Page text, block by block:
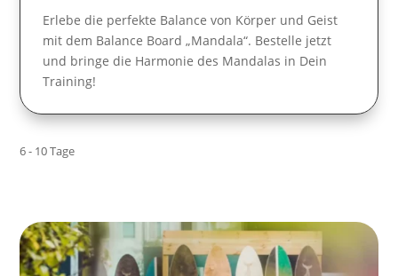
Erlebe die perfekte Balance von Körper und Geist
mit dem Balance Board „Mandala“. Bestelle jetzt
und bringe die Harmonie des Mandalas in Dein
Training!
6 - 10 Tage